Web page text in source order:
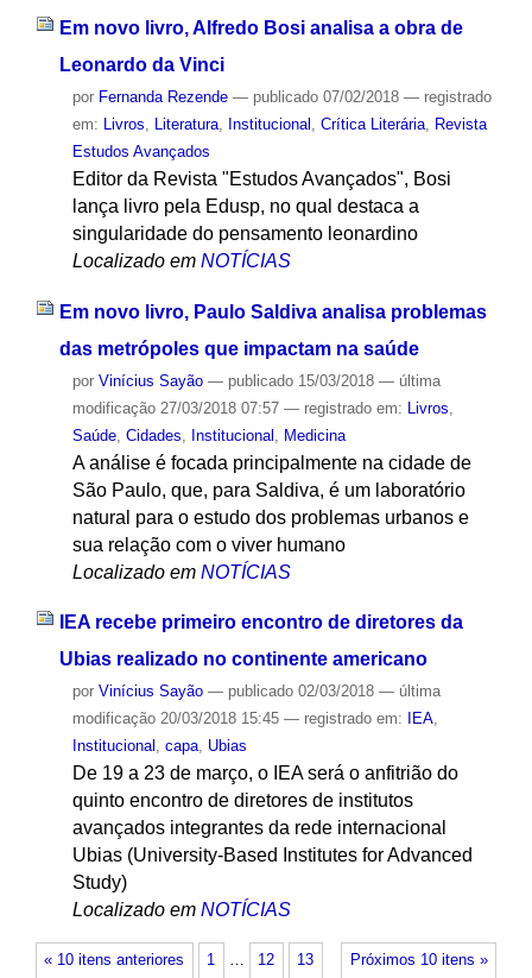
Em novo livro, Alfredo Bosi analisa a obra de
Leonardo da Vinci
por Fernanda Rezende — publicado07/02/2018 — registrado
em:
Livros Literatura, Institucional Crítica Literária,
Revista
Estudos Avançados
Editor da Revista "Estudos Avançados", Bosi
lança livro pela Edusp, no qual destaca a
singularidade do pensamento leonardino
Localizado em NOTÍCIAS
Em novo livro, Paulo Saldiva analisa problemas
das metrópoles que impactam na saúde
por Vinícius Sayão — publicado15/03/2018 — última
modificação27/03/2018 07:57 — registrado em: Livros
Saúde, Cidades Institucional Medicina
A análise é focada principalmente na cidade de
São Paulo, que, para Saldiva, é um laboratório
natural para o estudo dos problemas urbanos e
sua relação com o viver humano
Localizado em NOTÍCIAS
IEA recebe primeiro encontro de diretores da
Ubias realizado no continente americano
por Vinícius Sayão — publicado02/03/2018 — última
modificação20/03/2018 15:45 — registrado em: IEA,
Institucional , capa, Ubias
De 19 a 23 de março, o IEA será o anfitrião do
quinto encontro de diretores de institutos
avançados integrantes da rede internacional
Ubias (University-Based Institutes for Advanced
Study)
Localizado em NOTÍCIAS
« 10 itens anteriores Próximos 10 itens »
1 … 12 13